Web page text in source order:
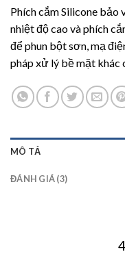
đánh giá
Phích cắm Silicone bảo
nhiệt độ cao và phích
để phun bột sơn, mạ
pháp xử lý bề mặt khác
MÔ TẢ
ĐÁNH GIÁ (3)